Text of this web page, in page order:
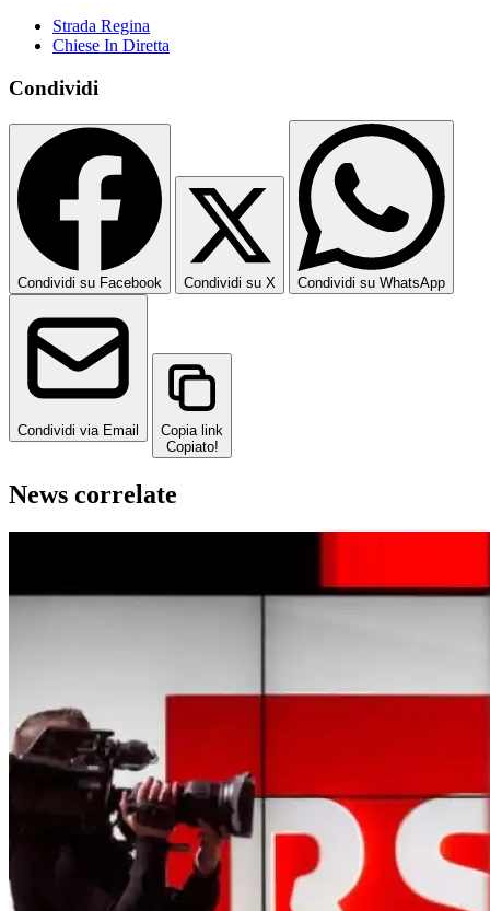
Strada Regina
Chiese In Diretta
Condividi
Condividi su Facebook Condividi su X Condividi su WhatsApp
Condividi via Email
Copia link
Copiato!
News correlate